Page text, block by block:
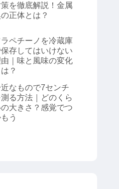
策を徹底解説！金属
正体とは？
ラペチーノを冷蔵庫
保存してはいけない
｜味と風味の変化
？
なもので7センチ
測る方法｜どのくら
の大きさ？感覚でつ
う